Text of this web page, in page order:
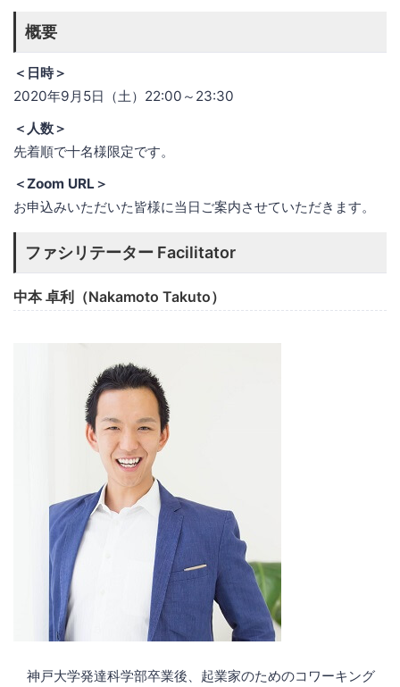
概要
＜日時＞
2020年9月5日（土）22:00～23:30
＜人数＞
先着順で十名様限定です。
＜Zoom URL＞
お申込みいただいた皆様に当日ご案内させていただきます。
ファシリテーター Facilitator
中本 卓利（Nakamoto Takuto）
神戸大学発達科学部卒業後、起業家のためのコワーキング